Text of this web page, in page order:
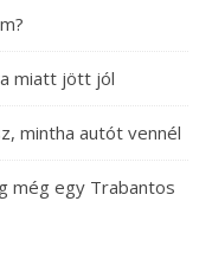
miatt jött jól
mintha autót vennél
még egy Trabantos